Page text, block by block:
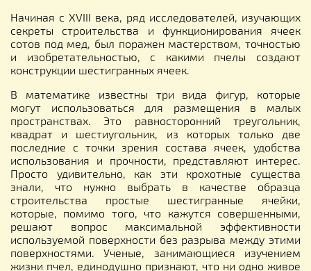
Начиная с XVIII века, ряд исследователей, изучающих
секреты строительства и функционирования ячеек
сотов под мед, был поражен мастерством, точностью
и изобретательностью, с какими пчелы создают
конструкции шестигранных ячеек.
В математике известны три вида фигур, которые
могут использоваться для размещения в малых
пространствах. Это равносторонний треугольник,
квадрат и шестиугольник, из которых только две
последние с точки зрения состава ячеек, удобства
использования и прочности, представляют интерес.
Просто удивительно, как эти крохотные существа
знали, что нужно выбрать в качестве образца
строительства простые шестигранные ячейки,
которые, помимо того, что кажутся совершенными,
решают вопрос максимальной эффективности
используемой поверхности без разрыва между этими
поверхностями. Ученые, занимающиеся изучением
жизни пчел, единодушно признают, что ни одно живое